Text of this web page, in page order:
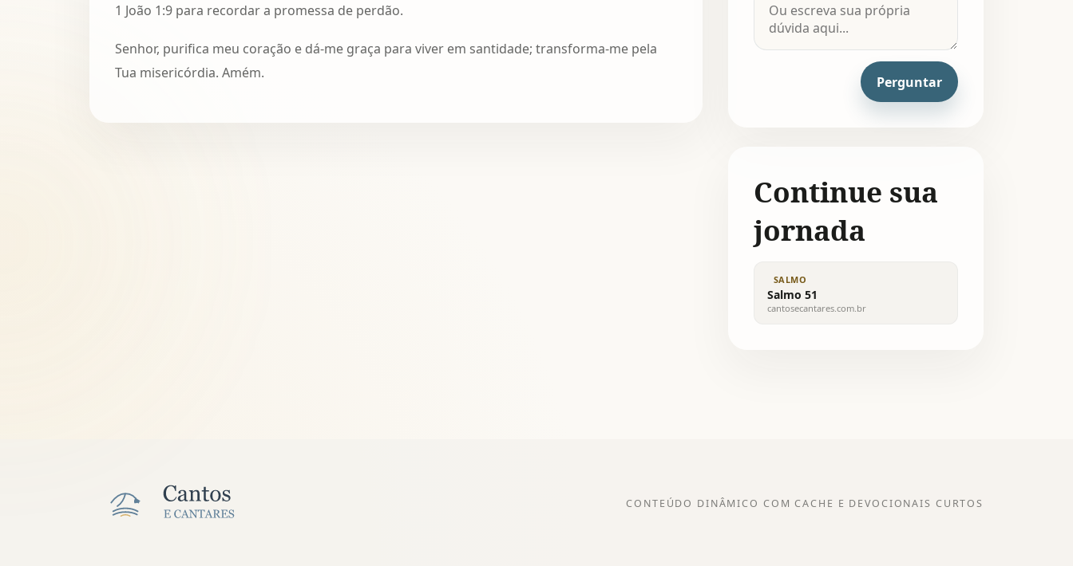
1 João 1:9 para recordar a promessa de perdão.
Senhor, purifica meu coração e dá-me graça para viver em santidade; transforma-me pela
Tua misericórdia. Amém.
Perguntar
Continue sua
jornada
SALMO
Salmo 51
cantosecantares.com.br
CONTEÚDO DINÂMICO COM CACHE E DEVOCIONAIS CURTOS